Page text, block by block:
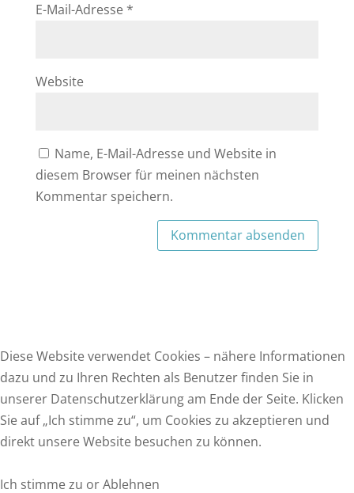
E-Mail-Adresse *
Website
Name, E-Mail-Adresse und Website in
diesem Browser für meinen nächsten
Kommentar speichern.
F
a
e
T
im
W
Diese Website verwendet Cookies – nähere Informationen
dazu und zu Ihren Rechten als Benutzer finden Sie in
unserer Datenschutzerklärung am Ende der Seite. Klicken
Sie auf „Ich stimme zu“, um Cookies zu akzeptieren und
direkt unsere Website besuchen zu können.
Ich stimme zu or Ablehnen